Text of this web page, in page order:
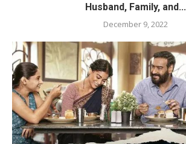
Husband, Family, and...
December 9, 2022